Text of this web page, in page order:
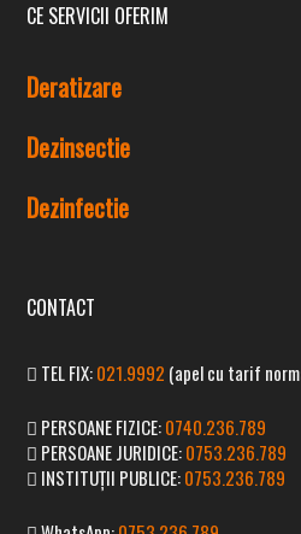
WhatsApp:0753.236.789
Email:
CE SERVICII OFERIM
Deratizare
Dezinsectie
Dezinfectie
CONTACT
TEL FIX:021.9992 (apel cu tarif
PERSOANE FIZICE:0740.236.789
PERSOANE JURIDICE:0753.236.789
INSTITUȚII PUBLICE:0753.236.789